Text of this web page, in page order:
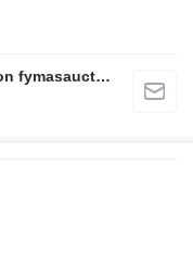
Fymas Auctions ApS – visit the auction fymasauctions.dk